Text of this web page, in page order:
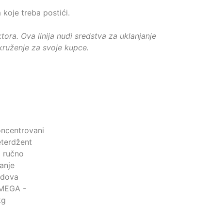
koje treba postići.
Ova linija nudi sredstva za uklanjanje
za svoje kupce.